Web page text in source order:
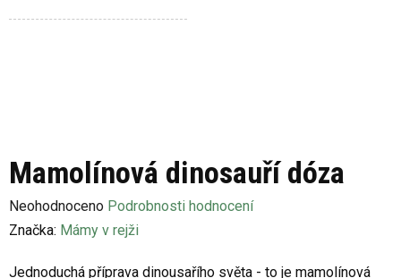
Mamolínová dinosauří dóza
Průměrné
hodnocení
Neohodnoceno Podrobnosti hodnocení
Značka: Mámy v rejži
Jednoduchá příprava dinousařího světa - to je mamolínová